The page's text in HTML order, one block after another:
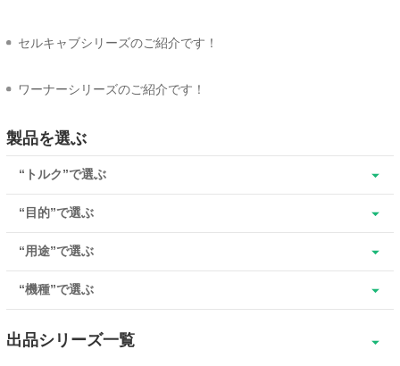
セルキャブシリーズのご紹介です！
ワーナーシリーズのご紹介です！
製品を選ぶ
“トルク”で選ぶ
“目的”で選ぶ
“用途”で選ぶ
“機種”で選ぶ
出品シリーズ一覧